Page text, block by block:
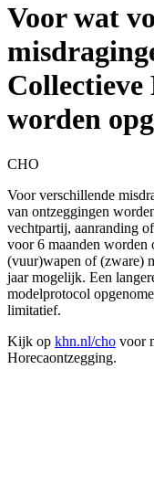
Voor wat
Collectieve
worden
CHO
Voor verschillende
van ontzeggingen
vechtpartij, aanranding
voor 6 maanden worden
(vuur)wapen of (zware)
jaar mogelijk. Een
modelprotocol
limitatief.
Kijk op khn.nl/cho voor
Horecaontzegging.